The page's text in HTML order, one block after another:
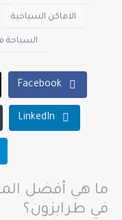
الاماكن السياحية
السياحة
Facebook
LinkedIn
ما هي أفضل
في طرابزون؟